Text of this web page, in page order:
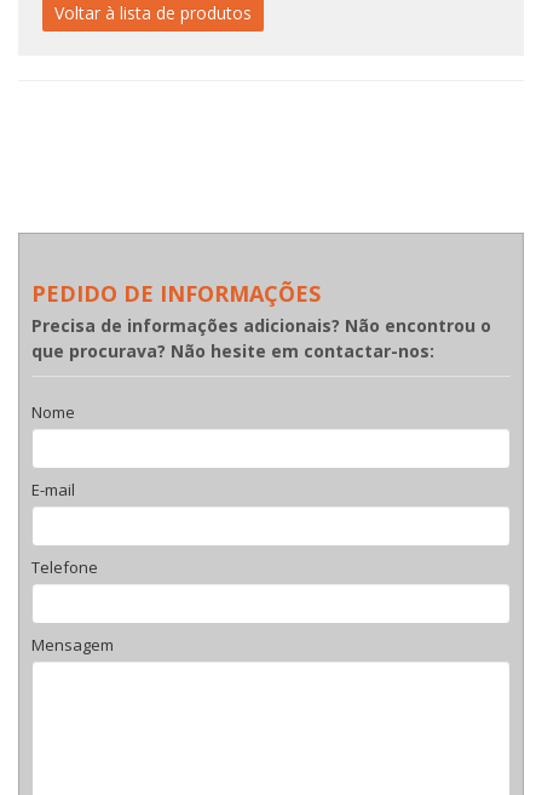
Voltar à lista de produtos
PEDIDO DE INFORMAÇÕES
Precisa de informações adicionais? Não encontrou o
que procurava? Não hesite em contactar-nos:
Nome
E-mail
Telefone
Mensagem